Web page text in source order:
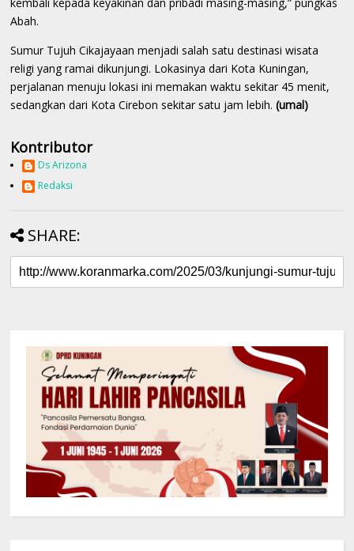
Abah.
Sumur Tujuh Cikajayaan menjadi salah satu destinasi wisata
religi yang ramai dikunjungi. Lokasinya dari Kota Kuningan,
perjalanan menuju lokasi ini memakan waktu sekitar 45 menit,
sedangkan dari Kota Cirebon sekitar satu jam lebih.(umal)
Kontributor
Ds Arizona
Redaksi
SHARE: